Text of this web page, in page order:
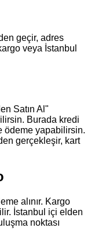
geçir, adres
veya İstanbul
Satın Al"
Burada kredi
ödeme yapabilirsin.
gerçekleşir, kart
alınır. Kargo
İstanbul içi elden
noktası